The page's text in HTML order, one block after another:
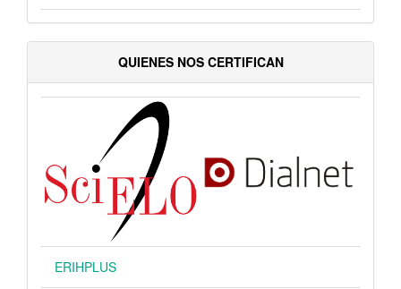
QUIENES NOS CERTIFICAN
ERIHPLUS